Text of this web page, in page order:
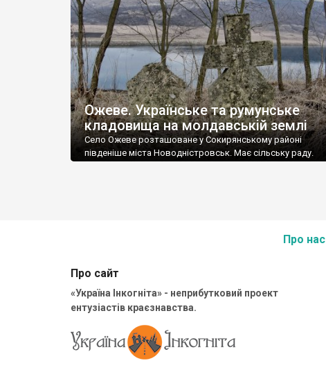
Ожеве. Українське та румунське
кладовища на молдавській землі
Село Ожеве розташоване у Сокирянському районі
південіше міста Новодністровськ. Має сільську раду.
Про нас
Про сайт
«Україна Інкогніта» - неприбутковий проект
ентузіастів краєзнавства.